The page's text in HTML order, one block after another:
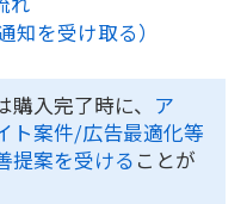
知を受け取る）
購入完了時に、 ア
ト案件/広告最適化等
提案を受ける ことが